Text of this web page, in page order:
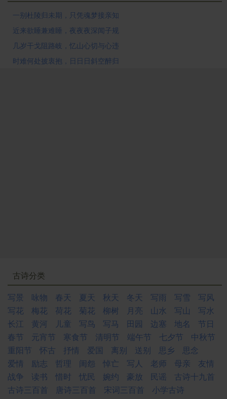
一别杜陵归未期，只凭魂梦接亲知
近来欲睡兼难睡，夜夜夜深闻子规
几岁干戈阻路岐，忆山心切与心违
时难何处披衷抱，日日日斜空醉归
古诗分类
写景
咏物 春天 夏天 秋天 冬天 写雨 写雪
写风
写花
梅花 荷花 菊花 柳树 月亮 山水 写山
写水
长江
黄河 儿童 写鸟 写马 田园 边塞 地名
节日
春节
元宵节 寒食节 清明节 端午节 七夕节
中秋节
重阳节
怀古 抒情 爱国 离别 送别 思乡
思念
爱情
励志 哲理 闺怨 悼亡 写人 老师 母亲
友情
战争
读书 惜时 忧民 婉约 豪放 民谣
古诗十九首
古诗三百首
唐诗三百首 宋词三百首
小学古诗